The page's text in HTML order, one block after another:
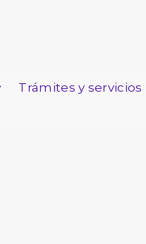
Trámites y servicios